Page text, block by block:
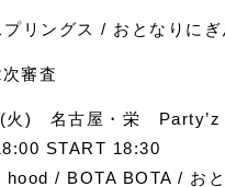
プリングス / おとなりに
審査
(火) 名古屋・栄 Party’z
START 18:30
hood / BOTA BOTA / お